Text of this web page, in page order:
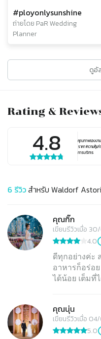
#ployonlysunshine
ถ่ายโดย PaR Wedding
Planner
ดูอั
Rating &
4.8 คุณภาพของงาน
ราคา (ความคุ้มค่
การบริการ
6 รีวิวสำหรับ Waldorf
คุณกิ๊ก
เขียนรีวิวเมื่อ
4.0
ดีทุกอย่างค่ะ
อาหารก็อร่อ
ได้น้อย เต็มที่
คุณนุ่น
เขียนรีวิวเมื่อ
5.0